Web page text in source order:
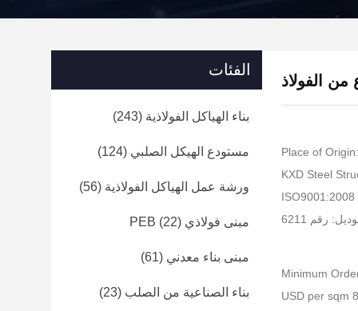
الفولاذ
Place of
رقم 6211
Minimum
الفئات
بناء الهياكل الفولاذية (243)
مستودع الهيكل الصلبي (124)
ورشة عمل الهياكل الفولاذية (56)
مبنى فولاذي PEB (22)
مبنى بناء معدني (61)
بناء الصناعية من الصلب (23)